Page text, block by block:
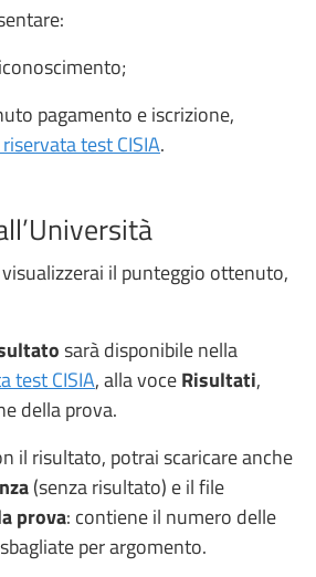
pagamento e iscrizione,
test CISIA.
il punteggio ottenuto,
sarà disponibile nella
test CISIA, alla voceRisultati,
della prova.
il risultato, potrai scaricare anche
(senza risultato) e il file
prova: contiene il numero delle
per argomento.